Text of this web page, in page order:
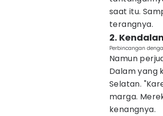
saat itu.
terangnya.
2.
Perbincangan
Namun
Dalam yang
Selatan.
marga.
kenangnya.